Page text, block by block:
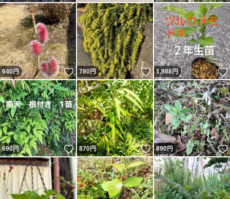
640円 いいね！
780円 いいね！
1,988円
690円 いいね！
870円 いいね！
890円